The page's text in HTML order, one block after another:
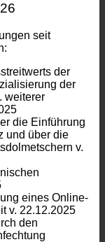
seit
der
der
weiterer
die Einführung
und über die
v.
eines Online-
v. 22.12.2025
den